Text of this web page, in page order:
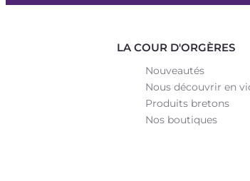
LA COUR D'ORGÈRES
Nouveautés
Nous découvrir en
Produits bretons
Nos boutiques